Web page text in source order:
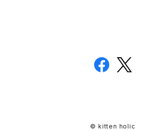
© kitten holic